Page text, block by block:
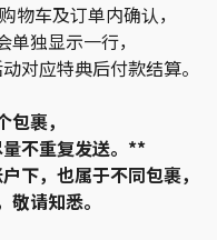
车及订单内确认，
独显示一行，
对应特典后付款结算。
裹，
不重复发送。**
下，也属于不同包裹，
请知悉。